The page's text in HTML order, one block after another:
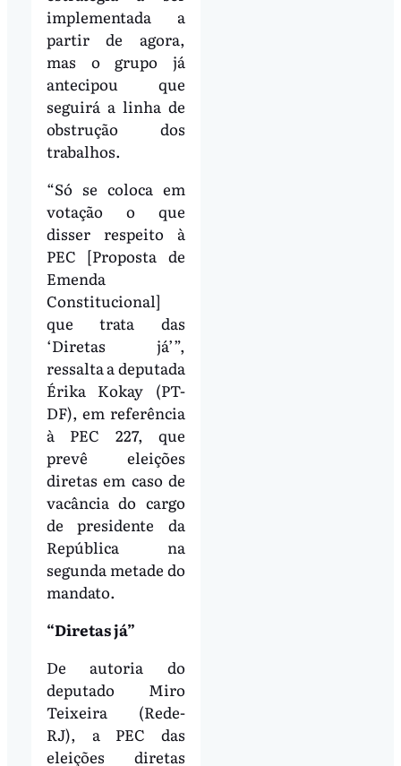
implementada a
partir de agora,
mas o grupo já
antecipou que
seguirá a linha de
obstrução dos
trabalhos.
“Só se coloca em
votação o que
disser respeito à
PEC [Proposta de
Emenda
Constitucional]
que trata das
‘Diretas já’”,
ressalta a deputada
Érika Kokay (PT-
DF), em referência
à PEC 227, que
prevê eleições
diretas em caso de
vacância do cargo
de presidente da
República na
segunda metade do
mandato.
“Diretas já”
De autoria do
deputado Miro
Teixeira (Rede-
RJ), a PEC das
eleições diretas